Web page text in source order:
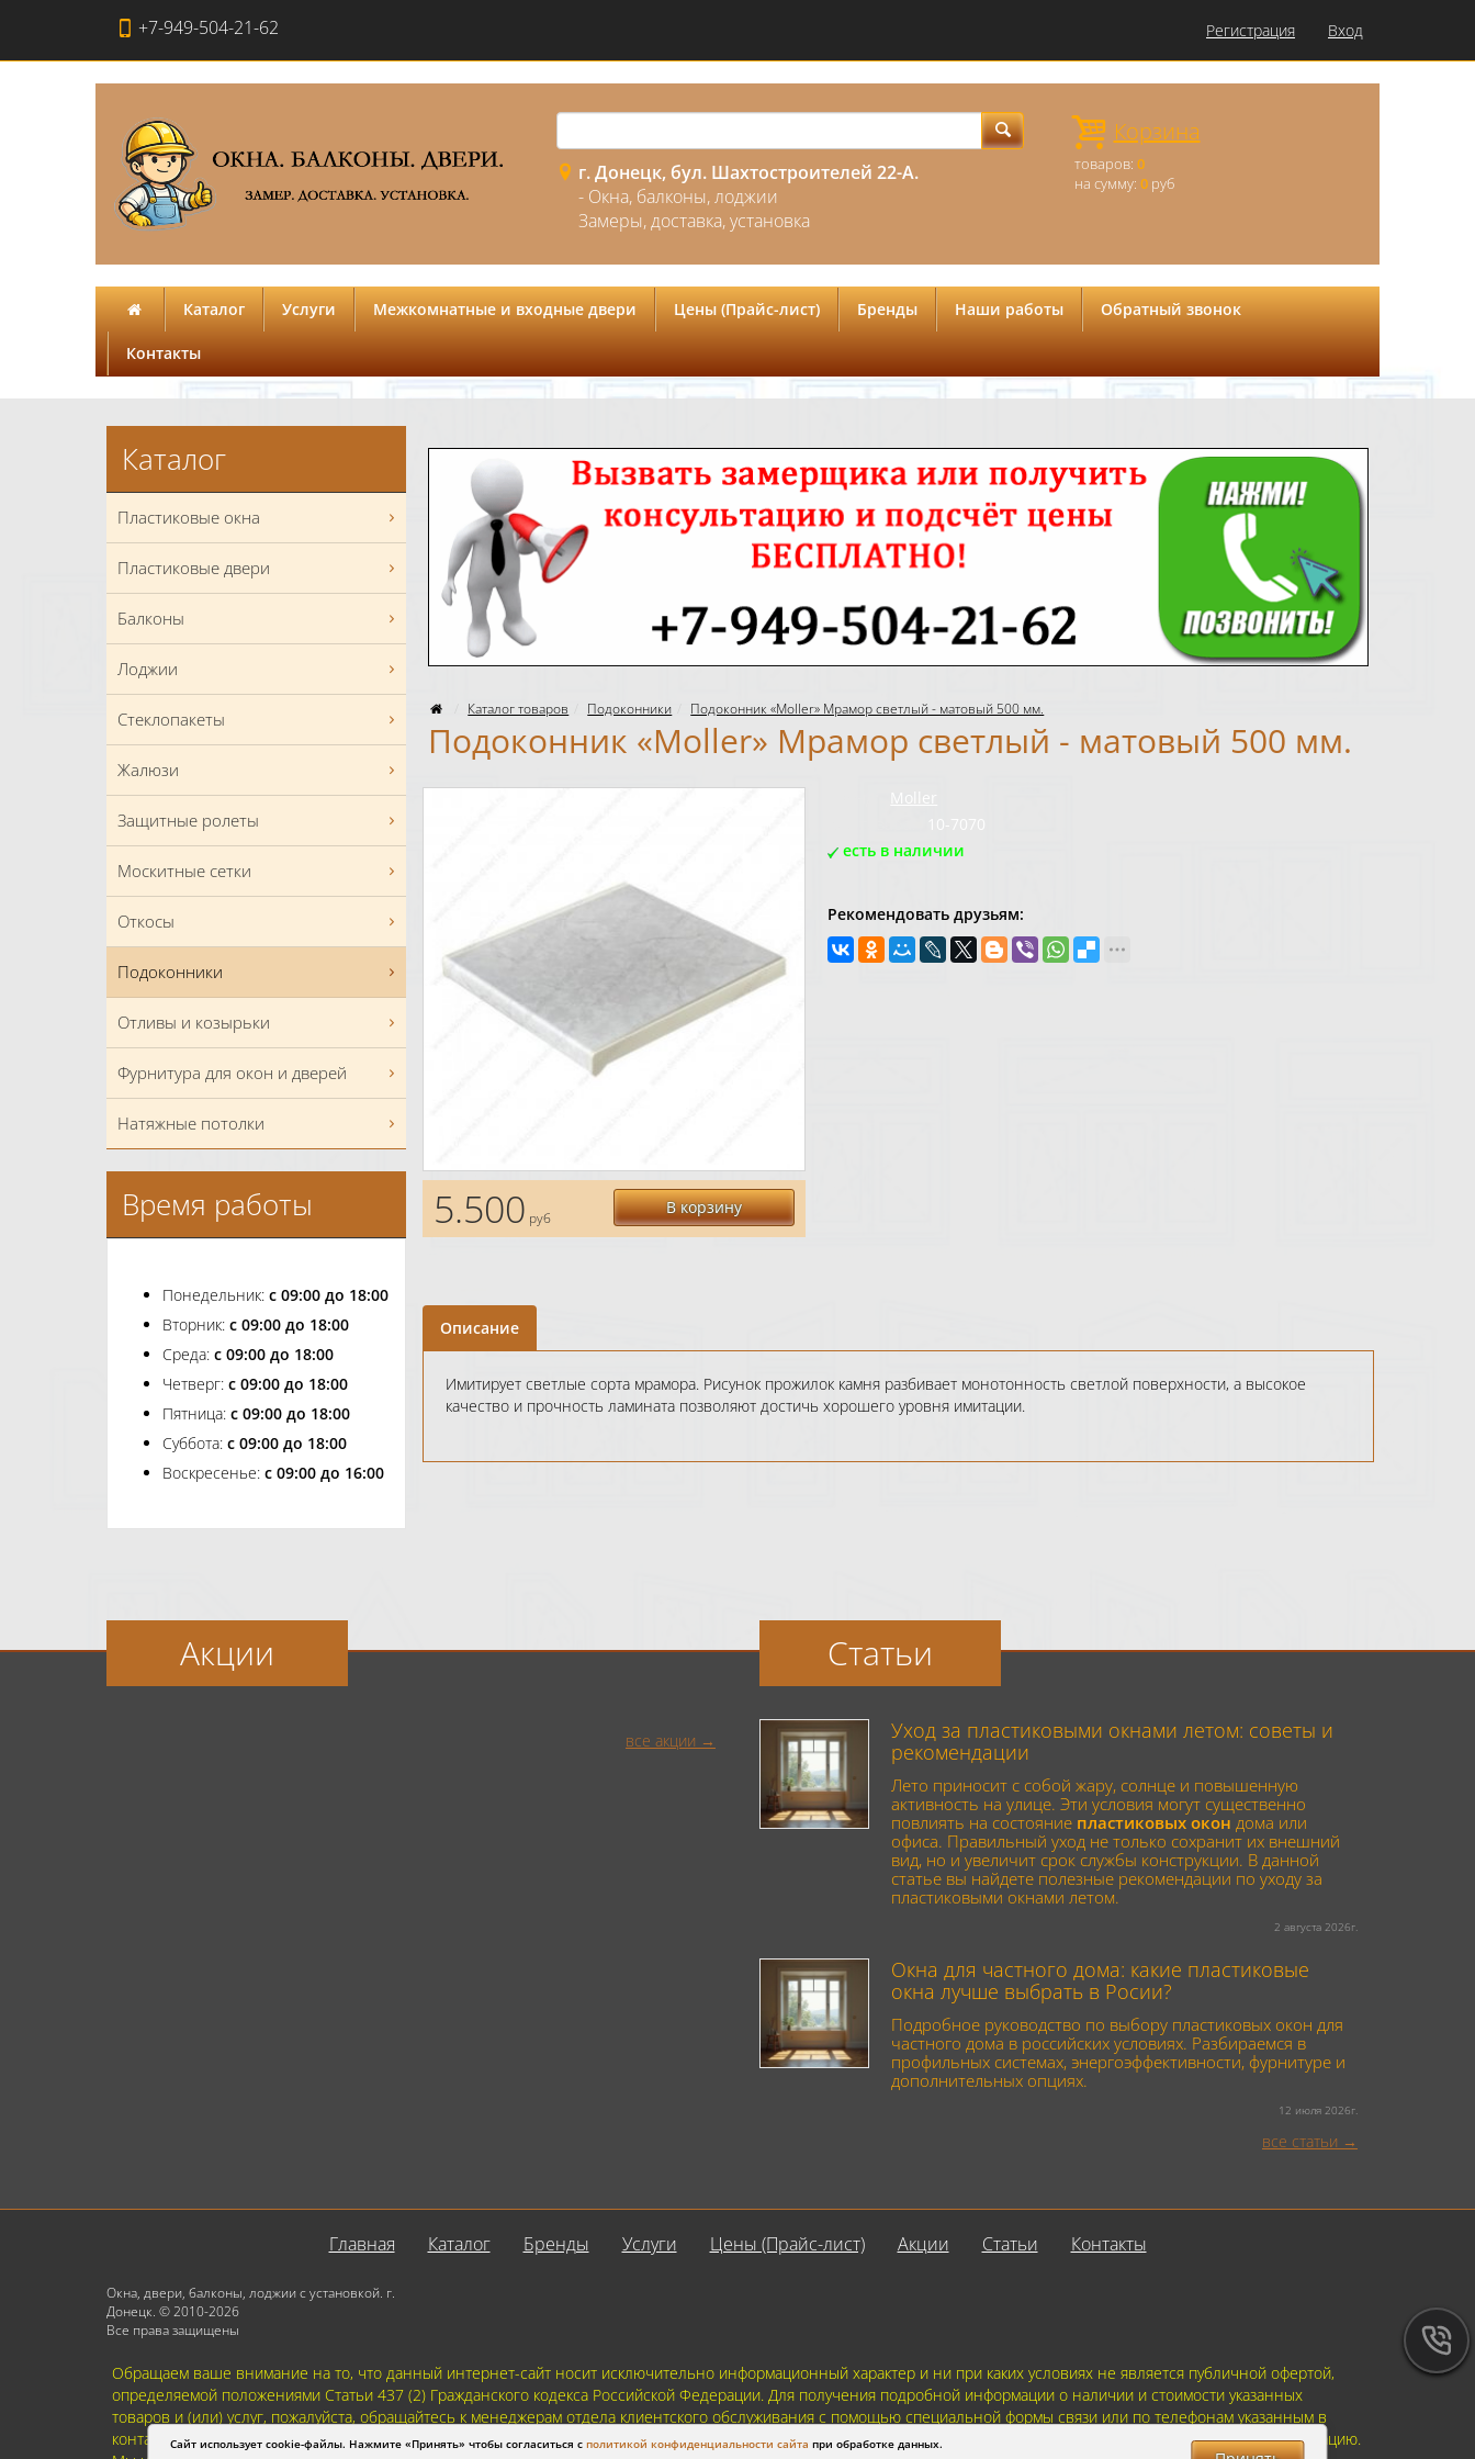
+7-949-504-21-62 Регистрация Вход
г. Донецк, бул. Шахтостроителей 22-А.
- Окна, балконы, лоджии
Замеры, доставка, установка
Корзина
товаров: 0
на сумму: 0руб
Каталог Услуги Межкомнатные и входные двери Цены (Прайс-лист) Бренды Наши работы Обратный звонок
Контакты
Каталог товаров Подоконники Подоконник «Moller» Мрамор светлый - матовый 500 мм.
Подоконник «Moller» Мрамор светлый - матовый 500 мм.
5.500 руб
В корзину
Moller
10-7070
есть в наличии
Рекомендовать друзьям:
Описание
Имитирует светлые сорта мрамора. Рисунок прожилок камня разбивает монотонность светлой поверхности, а высокое
качество и прочность ламината позволяют достичь хорошего уровня имитации.
Каталог
Пластиковые окна
Пластиковые двери
Балконы
Лоджии
Стеклопакеты
Жалюзи
Защитные ролеты
Москитные сетки
Откосы
Подоконники
Отливы и козырьки
Фурнитура для окон и дверей
Натяжные потолки
Время работы
Понедельник: с 09:00 до 18:00
Вторник: с 09:00 до 18:00
Среда: с 09:00 до 18:00
Четверг: с 09:00 до 18:00
Пятница: с 09:00 до 18:00
Суббота: с 09:00 до 18:00
Воскресенье: с 09:00 до 16:00
Акции
все акции
Статьи
Уход за пластиковыми окнами летом: советы и
рекомендации
Лето приносит с собой жару, солнце и повышенную
активность на улице. Эти условия могут существенно
повлиять на состояние пластиковых окон дома или
офиса. Правильный уход не только сохранит их внешний
вид, но и увеличит срок службы конструкции. В данной
статье вы найдете полезные рекомендации по уходу за
пластиковыми окнами летом.
2 августа 2026г.
Окна для частного дома: какие пластиковые
окна лучше выбрать в Росии?
Подробное руководство по выбору пластиковых окон для
частного дома в российских условиях. Разбираемся в
профильных системах, энергоэффективности, фурнитуре и
дополнительных опциях.
12 июля 2026г.
все статьи
Главная Каталог Бренды Услуги Цены (Прайс-лист) Акции Статьи Контакты
Окна, двери, балконы, лоджии с установкой. г.
Донецк. © 2010-2026
Все права защищены
Обращаем ваше внимание на то, что данный интернет-сайт носит исключительно информационный характер и ни при каких условиях не является публичной офертой,
определяемой положениями Статьи 437 (2) Гражданского кодекса Российской Федерации. Для получения подробной информации о наличии и стоимости указанных
товаров и (или) услуг, пожалуйста, обращайтесь к менеджерам отдела клиентского обслуживания с помощью специальной формы связи или по телефонам указанным в
контактах. Пользуясь (на сайте) формой обратной связи или регистрацией, Вы соглашаетесь с тем что мы будем хранить указанную Вами, Вашу персональную информацию.
Сайт использует cookie-файлы. Нажмите «Принять» чтобы согласиться сполитикой конфиденциальности сайта при обработке данных.